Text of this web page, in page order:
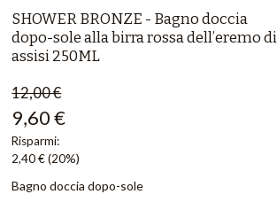
SHOWER BRONZE - Bagno doccia
dopo-sole alla birra rossa dell’eremo di
assisi 250ML
12,00 €
9,60 €
Risparmi:
2,40 €(20%)
Bagno doccia dopo-sole